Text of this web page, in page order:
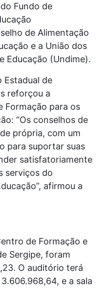
Fundo de
de Alimentação
e a União dos
Educação (Undime).
Estadual de
reforçou a
Formação para os
“Os conselhos de
própria, com um
para suportar suas
satisfatoriamente
serviços do
afirmou a
de Formação e
Sergipe, foram
O auditório terá
e a sala